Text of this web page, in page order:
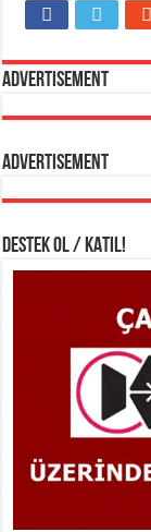
Advertisement
Advertisement
DESTEK OL / KATIL!